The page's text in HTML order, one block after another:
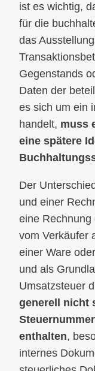
ist es wichtig,
für die
das
Gegenstands
Daten der
es sich um ein
handelt, muss
eine spätere
Der
und einer
eine
vom Verkäufer
einer Ware
und als
Umsatzsteuer
generell nicht
enthalten,
internes